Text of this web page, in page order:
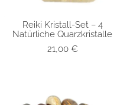
SCHNELLANSICHT
Reiki Kristall-Set – 4
Natürliche Quarzkristalle
21,00 €